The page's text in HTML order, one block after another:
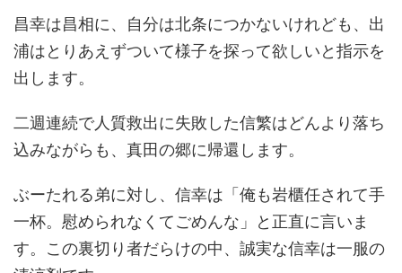
昌幸は昌相に、自分は北条につかないけれども、出
浦はとりあえずついて様子を探って欲しいと指示を
出します。
二週連続で人質救出に失敗した信繁はどんより落ち
込みながらも、真田の郷に帰還します。
ぶーたれる弟に対し、信幸は「俺も岩櫃任されて手
一杯。慰められなくてごめんな」と正直に言いま
す。この裏切り者だらけの中、誠実な信幸は一服の